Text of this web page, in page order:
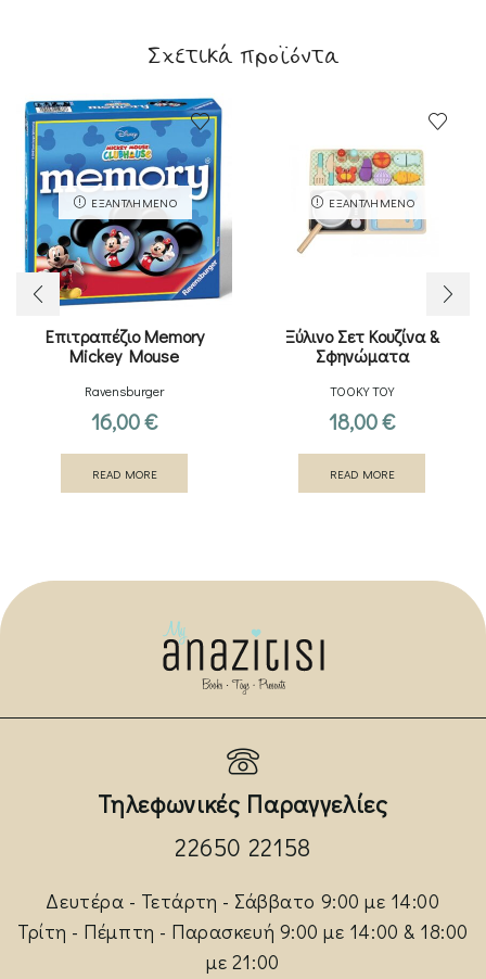
Σχετικά προϊόντα
ΕΞΑΝΤΛΗΜΈΝΟ
Επιτραπέζιο Memory
Mickey Mouse
Ravensburger
16,00€
READ MORE
ΕΞΑΝΤΛΗΜΈΝΟ
Ξύλινο Σετ Κουζίνα &
Σφηνώματα
TOOKY TOY
18,00€
READ MORE
Τηλεφωνικές Παραγγελίες
22650 22158
Δευτέρα - Τετάρτη - Σάββατο 9:00 με 14:00
Τρίτη - Πέμπτη - Παρασκευή 9:00 με 14:00 & 18:00
με 21:00